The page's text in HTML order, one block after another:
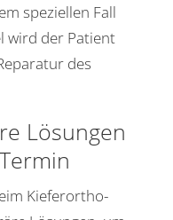
spezi­ellen Fall
wird der Patient
des
Lösungen
Kiefer­or­tho­